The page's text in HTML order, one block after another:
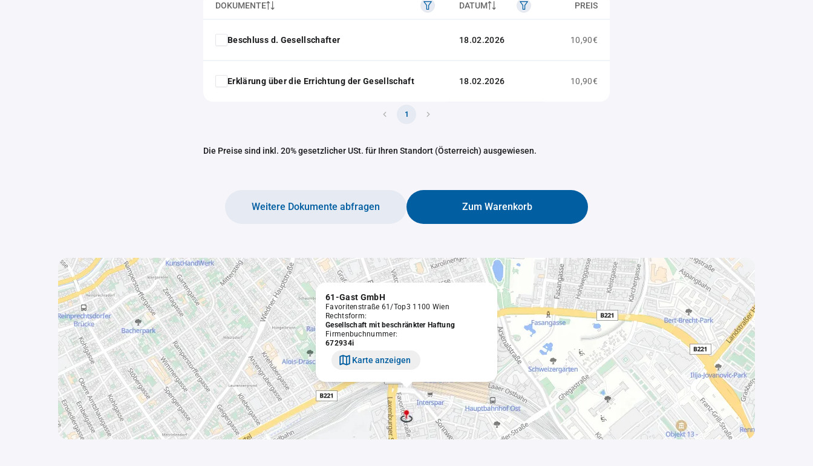
DOKUMENTE DATUM PREIS
Beschluss d. Gesellschafter 18.02.2026 10,90€
Erklärung über die Errichtung der Gesellschaft 18.02.2026 10,90€
1
Die Preise sind inkl. 20% gesetzlicher USt. für Ihren Standort (Österreich) ausgewiesen.
Zum Warenkorb
Weitere Dokumente abfragen
61-Gast GmbH
Favoritenstraße 61/Top3 1100 Wien
Rechtsform:
Gesellschaft mit beschränkter Haftung
Firmenbuchnummer:
672934i
Karte anzeigen